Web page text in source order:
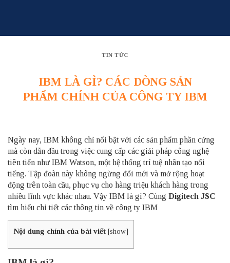
TIN TỨC
IBM LÀ GÌ? CÁC DÒNG SẢN
PHẨM CHÍNH CỦA CÔNG TY IBM
Ngày nay, IBM không chỉ nổi bật với các sản phẩm phần cứng
mà còn dẫn đầu trong việc cung cấp các giải pháp công nghệ
tiên tiến như IBM Watson, một hệ thống trí tuệ nhân tạo nổi
tiếng. Tập đoàn này không ngừng đổi mới và mở rộng hoạt
động trên toàn cầu, phục vụ cho hàng triệu khách hàng trong
nhiều lĩnh vực khác nhau. Vậy IBM là gì? Cùng Digitech JSC
tìm hiểu chi tiết các thông tin về công ty IBM
Nội dung chính của bài viết [show]